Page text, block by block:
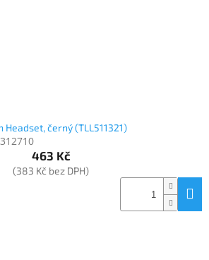
černý (TLL511321)
463 Kč
(383 Kč bez DPH)